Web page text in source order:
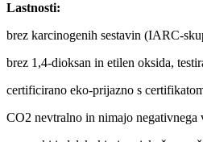
Lastnosti:
brez karcinogenih sestavin (IARC-
brez 1,4-dioksan in etilen oksida,
certificirano eko-prijazno s
CO2 nevtralno in nimajo negativnega